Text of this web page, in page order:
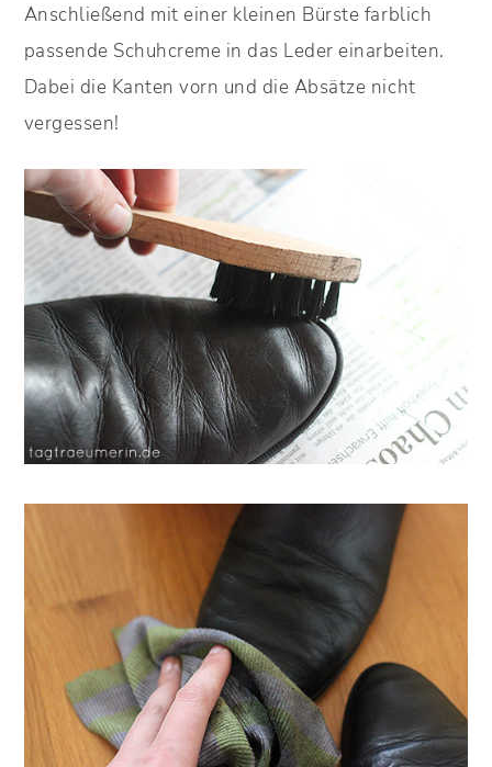
Anschließend mit einer kleinen Bürste farblich
passende Schuhcreme in das Leder einarbeiten.
Dabei die Kanten vorn und die Absätze nicht
vergessen!